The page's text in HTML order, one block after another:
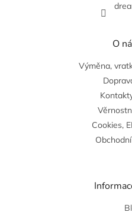
O
Výměna,
Cookies,